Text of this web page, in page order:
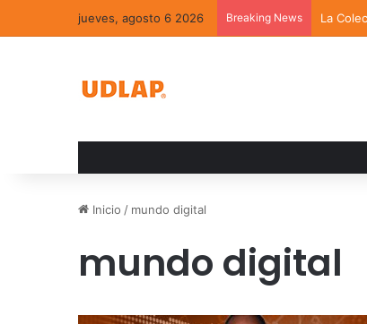
jueves, agosto 6 2026 Breaking News La
Inicio / mundo digital
mundo digital